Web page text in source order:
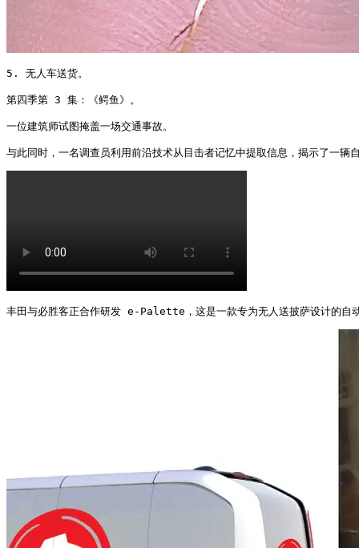
5. 无人车送货。
第四季第 3 集：《鳄鱼》。
一位建筑师试图掩盖一场交通事故。
与此同时，一名调查员利用前沿技术从目击者记忆中提取信息，揭示了一
丰田与必胜客正合作研发 e-Palette，这是一款专为无人送披萨设计的自